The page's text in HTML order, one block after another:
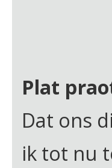
Plat
Dat ons
ik tot nu